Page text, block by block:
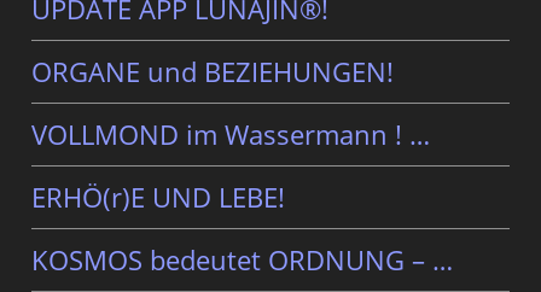
UPDATE APP LUNAJIN®!
ORGANE und BEZIEHUNGEN!
VOLLMOND im Wassermann ! …
ERHÖ(r)E UND LEBE!
KOSMOS bedeutet ORDNUNG – …